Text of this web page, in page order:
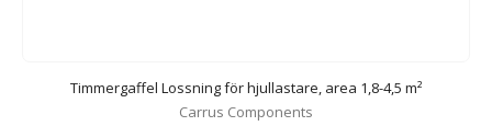
Timmergaffel Lossning för hjullastare, area 1,8-4,5 m²
Carrus Components